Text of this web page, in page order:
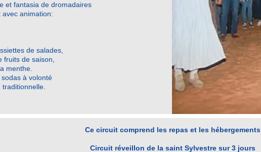
et fantasia de dromadaires
animation:
de salades,
fruits de saison,
menthe.
à volonté
Ce circuit comprend les repas et les hébergements
Circuit réveillon de la saint Sylvestre sur 3 jours